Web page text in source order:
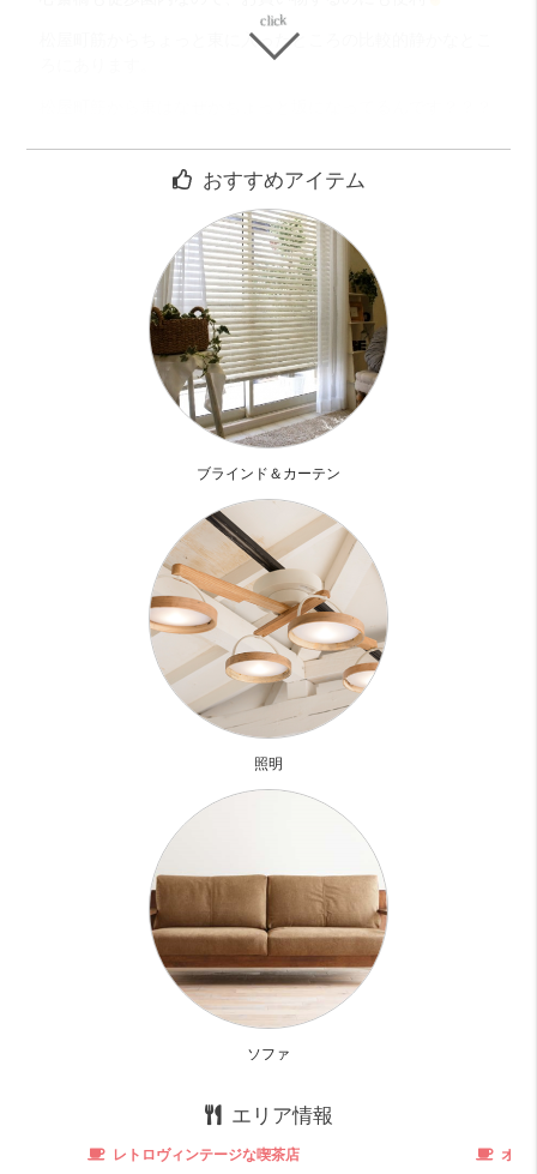
松屋町筋からちょっと東に入ったところの比較的静かなとこ
空堀商店街やスーパーも近いので生活用品のお買い物も便利
お部屋は、とにかく生活し易そうな間取
8.3帖のリビングと5帖の洋室ともに
掃き出し窓が4面もあって明るい！
そうワイドスパンです！！
それぞれ窓も多く風の流れもよさそうです
壁が少ないのがちょっと気になりますが、、、
明るいことに越したことはありません(笑)
リビングと洋室のスライドドアをフルオープンにすると
広～い13帖オーバーの空間に
収納もしっかりあります。
あといいのが、玄関にも大きめの収納があり、
シューズクロークとして使うのもあり！！
インテリアの配置を攻略すれば、快適な生活が待ってま
今なら駐車場も空があります！！
お部屋診断
おすすめアイテム
ブラインド＆カーテン
照明
ソファ
エリア情報
レトロヴィンテージな喫茶店 オリ